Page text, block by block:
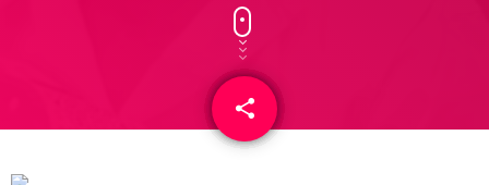
share
email